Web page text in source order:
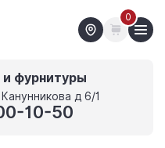
0
фурнитуры
д 6/1
10-50